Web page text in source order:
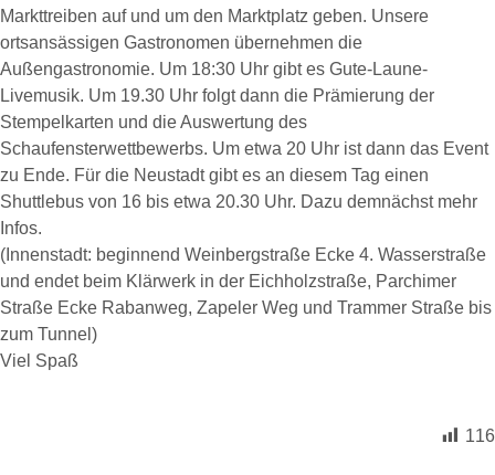
Markttreiben auf und um den Marktplatz geben. Unsere
ortsansässigen Gastronomen übernehmen die
Außengastronomie. Um 18:30 Uhr gibt es Gute-Laune-
Livemusik. Um 19.30 Uhr folgt dann die Prämierung der
Stempelkarten und die Auswertung des
Schaufensterwettbewerbs. Um etwa 20 Uhr ist dann das Event
zu Ende. Für die Neustadt gibt es an diesem Tag einen
Shuttlebus von 16 bis etwa 20.30 Uhr. Dazu demnächst mehr
Infos.
(Innenstadt: beginnend Weinbergstraße Ecke 4. Wasserstraße
und endet beim Klärwerk in der Eichholzstraße, Parchimer
Straße Ecke Rabanweg, Zapeler Weg und Trammer Straße bis
zum Tunnel)
Viel Spaß
116